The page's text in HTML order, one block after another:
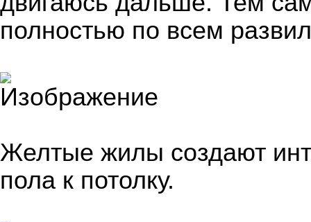
полностью по всем
Желтые жилы создают
пола к потолку.